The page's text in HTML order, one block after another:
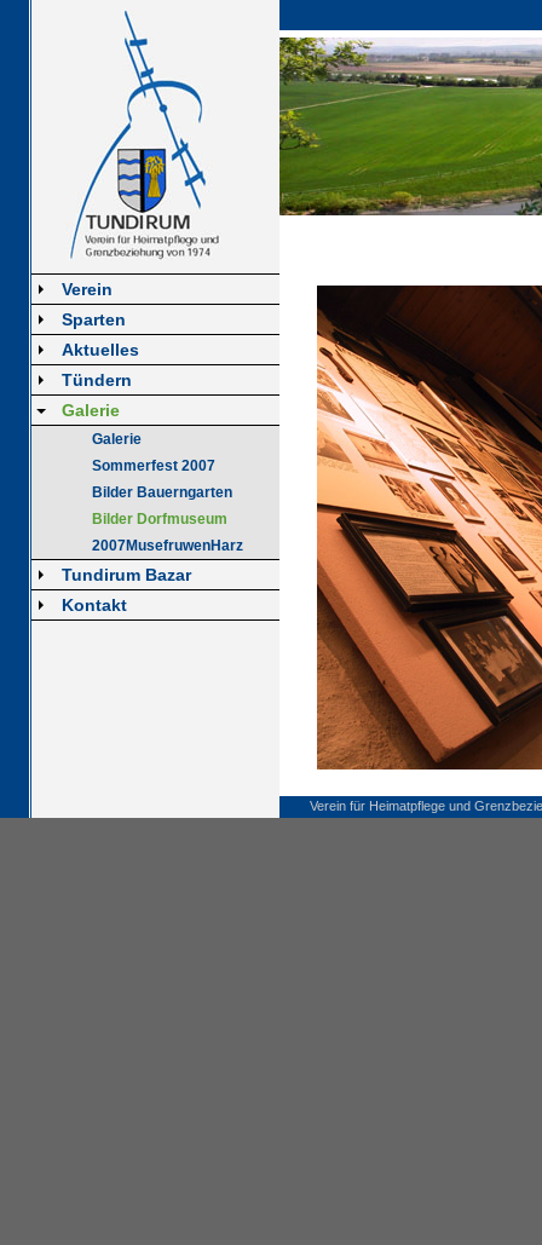
Verein
Sparten
Aktuelles
Tündern
Galerie
Galerie
Sommerfest 2007
Bilder Bauerngarten
Bilder Dorfmuseum
2007MusefruwenHarz
Tundirum Bazar
Kontakt
Verein für Heimatpflege und